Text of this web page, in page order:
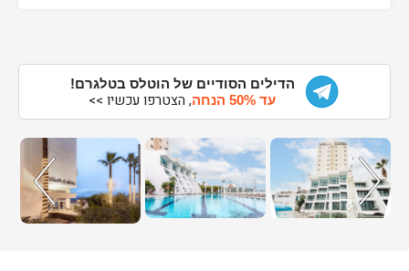
הדילים הסודיים של הוטלס בטלגרם!
עד 50% הנחה
, הצטרפו עכשיו >>